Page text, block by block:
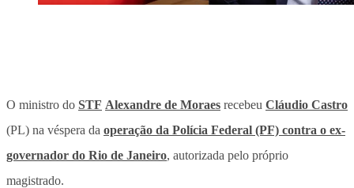
O ministro do STF Alexandre de Moraes recebeu Cláudio Castro
(PL) na véspera da operação da Polícia Federal (PF) contra o ex-
governador do Rio de Janeiro, autorizada pelo próprio
magistrado.